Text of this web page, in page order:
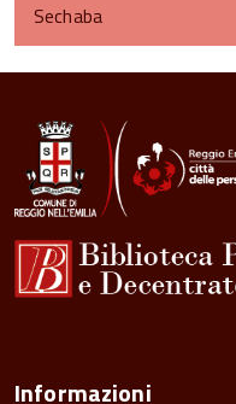
Sechaba
all'inizio
contenuto
Informazioni